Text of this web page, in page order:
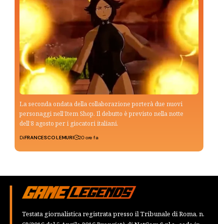
La seconda ondata della collaborazione porterà due nuovi
personaggi nell’Item Shop. Il debutto è previsto nella notte
dell’8 agosto per i giocatori italiani.
DiFRANCESCO LEMURI 20 ore fa
Testata giornalistica registrata presso il Tribunale di Roma, n.